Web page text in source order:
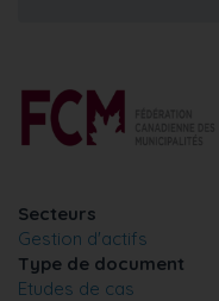
Secteurs
Gestion d'actifs
Type de document
Etudes de cas